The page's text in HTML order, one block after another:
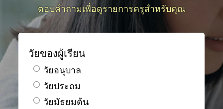
ตอบคำถามเพื่อดูรายการครูสำหรับคุณ
วัยของผู้เรียน
วัยอนุบาล
วัยประถม
วัยมัธยมต้น